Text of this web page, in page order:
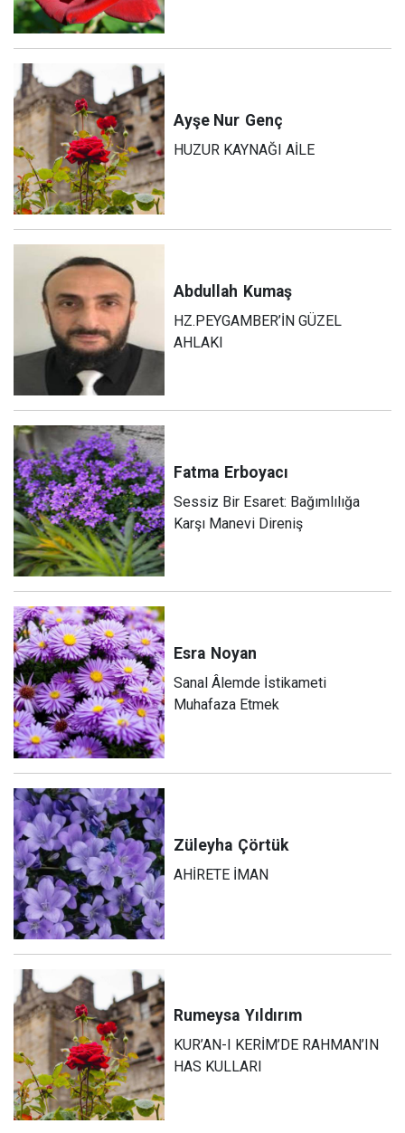
Ayşe Nur Genç
HUZUR KAYNAĞI AİLE
Abdullah Kumaş
HZ.PEYGAMBER’İN GÜZEL
AHLAKI
Fatma Erboyacı
Sessiz Bir Esaret: Bağımlılığa
Karşı Manevi Direniş
Esra Noyan
Sanal Âlemde İstikameti
Muhafaza Etmek
Züleyha Çörtük
AHİRETE İMAN
Rumeysa Yıldırım
KUR’AN-I KERİM’DE RAHMAN’IN
HAS KULLARI